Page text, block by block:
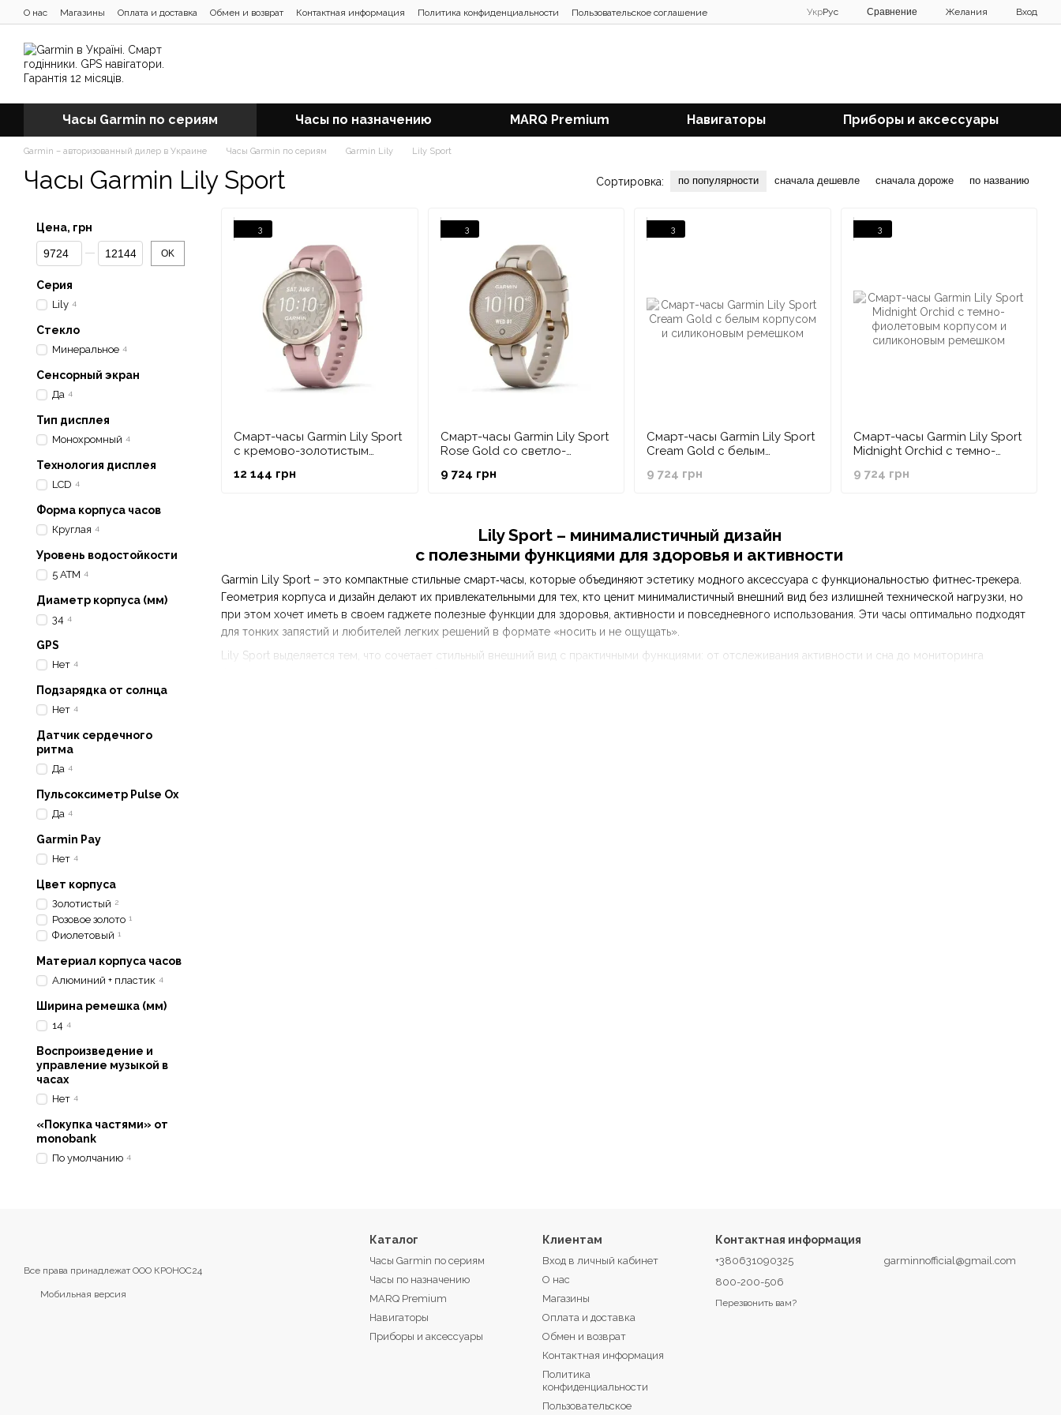
Перейти к основному контенту
О нас Магазины Оплата и доставка Обмен и возврат Контактная информация Политика конфиденциальности
Пользовательское соглашение
Отзывы о магазине
Блог
УкрРус Сравнение Желания Вход
Часы Garmin по сериям Часы по назначению MARQ Premium Навигаторы Приборы и аксессуары
Garmin – авторизованный дилер в Украине Часы Garmin по сериям Garmin Lily Lily Sport
Часы Garmin Lily Sport Сортировка: по популярности сначала дешевле сначала дороже по названию
Lily Sport – минималистичный дизайн
с полезными функциями для здоровья и активности
Garmin Lily Sport – это компактные стильные смарт‑часы, которые объединяют эстетику модного аксессуара с функциональностью фитнес‑трекера.
Геометрия корпуса и дизайн делают их привлекательными для тех, кто ценит минималистичный внешний вид без излишней технической нагрузки, но
при этом хочет иметь в своем гаджете полезные функции для здоровья, активности и повседневного использования. Эти часы оптимально подходят
для тонких запястий и любителей легких решений в формате «носить и не ощущать».
Lily Sport выделяется тем, что сочетает стильный внешний вид с практичными функциями: от отслеживания активности и сна до мониторинга
3
Смарт-часы Garmin Lily Sport
с кремово-золотистым
и силиконовым ремешком
12 144 грн
3
Смарт-часы Garmin Lily Sport
Rose Gold со светло-
силиконовым ремешком
9 724 грн
3
Смарт-часы Garmin Lily Sport
Cream Gold с белым
ремешком
9 724 грн
3
Смарт-часы Garmin Lily Sport
Midnight Orchid с темно-
силиконовым ремешком
9 724 грн
Цена, грн
От Цена, грн
До Цена, грн OK
Серия
Lily 4
Стекло
Минеральное 4
Сенсорный экран
Да 4
Тип дисплея
Монохромный 4
Технология дисплея
LCD 4
Форма корпуса часов
Круглая 4
Уровень водостойкости
5 ATM 4
Диаметр корпуса (мм)
34 4
GPS
Нет 4
Подзарядка от солнца
Нет 4
Датчик сердечного
ритма
Да 4
Пульсоксиметр Pulse Ox
Да 4
Garmin Pay
Нет 4
Цвет корпуса
Золотистый 2
Розовое золото 1
Фиолетовый 1
Материал корпуса часов
Алюминий + пластик 4
Ширина ремешка (мм)
14 4
Воспроизведение и
управление музыкой в
часах
Нет 4
«Покупка частями» от
monobank
По умолчанию 4
Все права принадлежат ООО КРОНОС24
Мобильная версия
Каталог
Часы Garmin по сериям
Часы по назначению
MARQ Premium
Навигаторы
Приборы и аксессуары
Клиентам
Вход в личный кабинет
О нас
Магазины
Оплата и доставка
Обмен и возврат
Контактная информация
Политика
конфиденциальности
Пользовательское
Контактная информация
+380631090325
800-200-506
Перезвонить вам?
garminnofficial@gmail.com